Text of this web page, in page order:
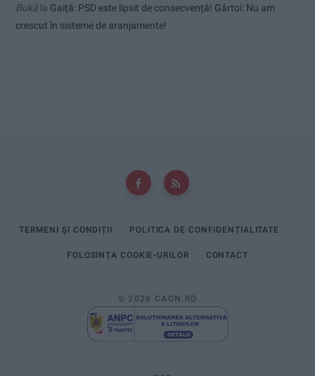
Bukă la Gaiţă: PSD este lipsit de consecvență! Gârtoi: Nu am
crescut în sisteme de aranjamente!
TERMENI ȘI CONDIȚII POLITICA DE CONFIDENȚIALITATE
FOLOSINȚA COOKIE-URILOR CONTACT
© 2026 CAON.RO